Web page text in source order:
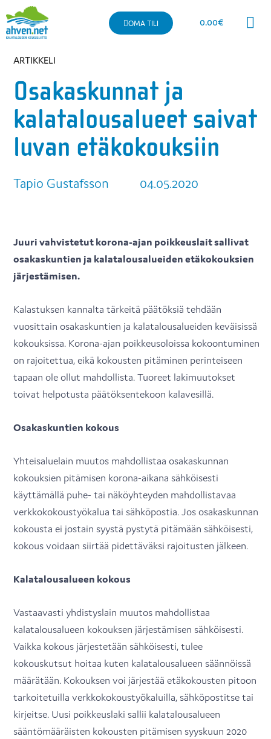
OMA TILI 0.00€
ARTIKKELI
Osakaskunnat ja
kalatalousalueet saivat
luvan etäkokouksiin
Tapio Gustafsson 04.05.2020
Juuri vahvistetut korona-ajan poikkeuslait sallivat
osakaskuntien ja kalatalousalueiden etäkokouksien
järjestämisen.
Kalastuksen kannalta tärkeitä päätöksiä tehdään
vuosittain osakaskuntien ja kalatalousalueiden keväisissä
kokouksissa. Korona-ajan poikkeusoloissa kokoontuminen
on rajoitettua, eikä kokousten pitäminen perinteiseen
tapaan ole ollut mahdollista. Tuoreet lakimuutokset
toivat helpotusta päätöksentekoon kalavesillä.
Osakaskuntien kokous
Yhteisaluelain muutos mahdollistaa osakaskunnan
kokouksien pitämisen korona-aikana sähköisesti
käyttämällä puhe- tai näköyhteyden mahdollistavaa
verkkokokoustyökalua tai sähköpostia. Jos osakaskunnan
kokousta ei jostain syystä pystytä pitämään sähköisesti,
kokous voidaan siirtää pidettäväksi rajoitusten jälkeen.
Kalatalousalueen kokous
Vastaavasti yhdistyslain muutos mahdollistaa
kalatalousalueen kokouksen järjestämisen sähköisesti.
Vaikka kokous järjestetään sähköisesti, tulee
kokouskutsut hoitaa kuten kalatalousalueen säännöissä
määrätään. Kokouksen voi järjestää etäkokousten pitoon
tarkoitetuilla verkkokokoustyökaluilla, sähköpostitse tai
kirjeitse. Uusi poikkeuslaki sallii kalatalousalueen
sääntömääräisten kokousten pitämisen syyskuun 2020